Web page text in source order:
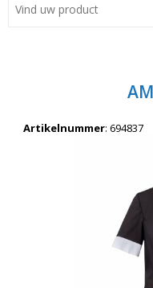
Contact
Wil je
Artikelnummer: 694837